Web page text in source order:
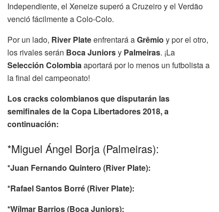
Independiente, el Xeneize superó a Cruzeiro y el Verdão
venció fácilmente a Colo-Colo.
Por un lado, River Plateenfrentará aGrêmio y por el otro,
los rivales serán Boca Juniorsy Palmeiras. ¡La
Selección Colombiaaportará por lo menos un futbolista a
la final del campeonato!
Los cracks colombianos que disputarán las
semifinales de la Copa Libertadores 2018, a
continuación:
*Miguel Ángel Borja (Palmeiras):
*Juan Fernando Quintero (River Plate):
*Rafael Santos Borré (River Plate):
*Wílmar Barrios (Boca Juniors):